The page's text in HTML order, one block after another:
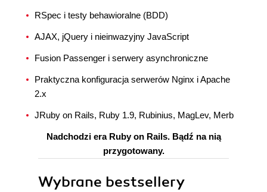
RSpec i testy behawioralne (BDD)
AJAX, jQuery i nieinwazyjny JavaScript
Fusion Passenger i serwery asynchroniczne
Praktyczna konfiguracja serwerów Nginx i Apache
2.x
JRuby on Rails, Ruby 1.9, Rubinius, MagLev, Merb
Nadchodzi era Ruby on Rails. Bądź na nią
przygotowany.
Wybrane bestsellery